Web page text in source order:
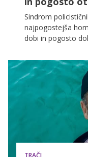
Sindrom
najpogostejša
dobi in pogosto
težavah z
PCOS pomeni,
zdravljenje in kaj
pojasnjuje